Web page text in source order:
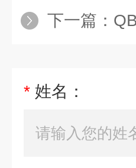
下一篇：
* 姓名：